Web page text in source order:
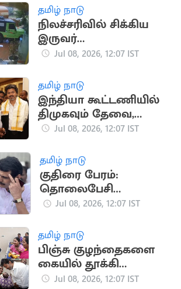
தமிழ் நாடு
நிலச்சரிவில் சிக்கிய
இருவர்
அதிர்ஷ்டவசமாக உயிர்
Jul 08, 2026, 12:07 IST
தமிழ் நாடு
இந்தியா கூட்டணியில்
திமுகவும் தேவை,
தவெகவும் தேவை -
Jul 08, 2026, 12:07 IST
தமிழ் நாடு
குதிரை பேரம்:
தொலைபேசி
உரையாடல்கள் பதிவு
திமுக தரப்பு
Jul 08, 2026, 12:07 IST
தமிழ் நாடு
பிஞ்சு குழந்தைகளை
கையில் தூக்கி
கொஞ்சிய
Jul 08, 2026, 12:07 IST